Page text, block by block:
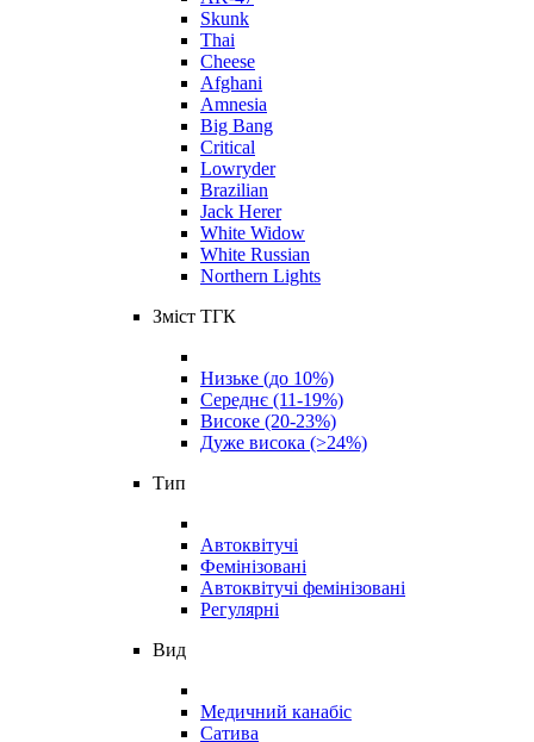
Skunk
Thai
Cheese
Afghani
Amnesia
Big Bang
Critical
Lowryder
Brazilian
Jack Herer
White Widow
White Russian
Northern Lights
Зміст ТГК
Низьке (до 10%)
Середнє (11-19%)
Високе (20-23%)
Дуже висока (>24%)
Тип
Автоквітучі
Фемінізовані
Автоквітучі фемінізовані
Регулярні
Вид
Медичний канабіс
Сатива